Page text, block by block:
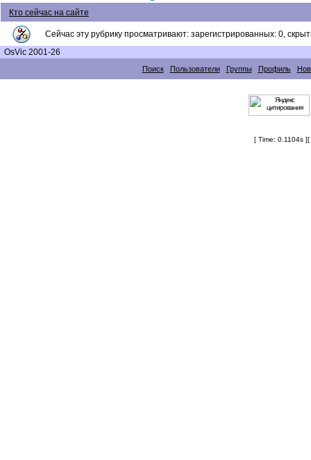
Кто сейчас на сайте
Сейчас эту рубрику просматривают: зарегистрированных: 0,
OsVic 2001-26
Поиск Пользователи Группы Профиль
[ Time: 0.1104s